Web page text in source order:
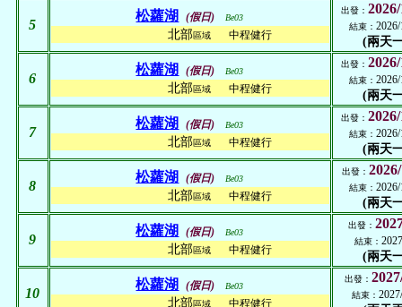
5
松蘿湖 (假日) Be03
北部區域 中程健行
出發：
結束：
(兩天
6
松蘿湖 (假日) Be03
北部區域 中程健行
出發：
結束：
(兩天
7
松蘿湖 (假日) Be03
北部區域 中程健行
出發：
結束：
(兩天
8
松蘿湖 (假日) Be03
北部區域 中程健行
出發：
結束：
(兩天
9
松蘿湖 (假日) Be03
北部區域 中程健行
出發：
結束：
(兩天
10
松蘿湖 (假日) Be03
北部區域 中程健行
出發：
結束：